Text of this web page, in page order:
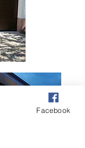
Facebook